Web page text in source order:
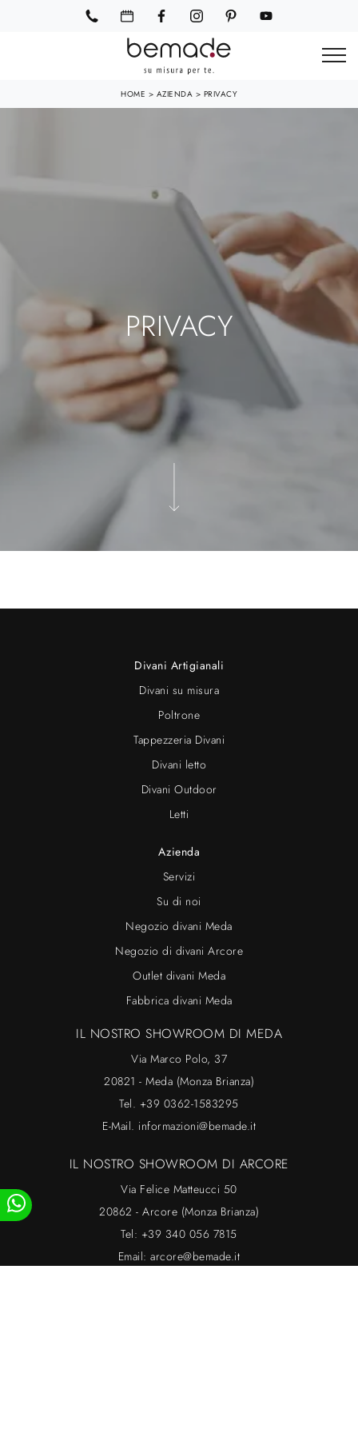
HOME > AZIENDA > PRIVACY
PRIVACY
Divani Artigianali
Divani su misura
Poltrone
Tappezzeria Divani
Divani letto
Divani Outdoor
Letti
Azienda
Servizi
Su di noi
Negozio divani Meda
Negozio di divani Arcore
Outlet divani Meda
Fabbrica divani Meda
IL NOSTRO SHOWROOM DI MEDA
Via Marco Polo, 37
20821 - Meda (Monza Brianza)
Tel. +39 0362-1583295
E-Mail. informazioni@bemade.it
IL NOSTRO SHOWROOM DI ARCORE
Via Felice Matteucci 50
20862 - Arcore (Monza Brianza)
Tel: +39 340 056 7815
Email:arcore@bemade.it